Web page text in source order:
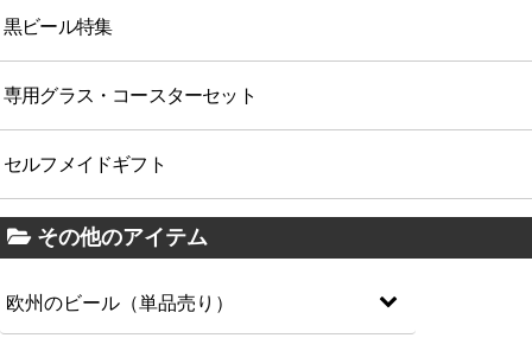
黒ビール特集
専用グラス・コースターセット
セルフメイドギフト
その他のアイテム
欧州のビール（単品売り）